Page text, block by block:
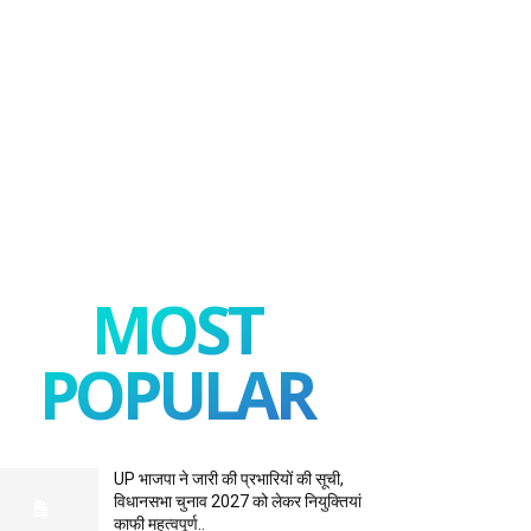
MOST
POPULAR
UP भाजपा ने जारी की प्रभारियों की सूची,
विधानसभा चुनाव 2027 को लेकर नियुक्तियां
काफी महत्वपूर्ण..